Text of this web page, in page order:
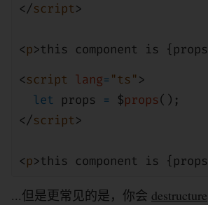
</script>
<p>this component is {props
<script lang= "ts" >
let
props = $props();
</script>
<p>this component is {props
...但是更常见的是，你会 destructure